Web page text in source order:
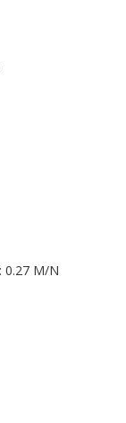
0.27 M/N